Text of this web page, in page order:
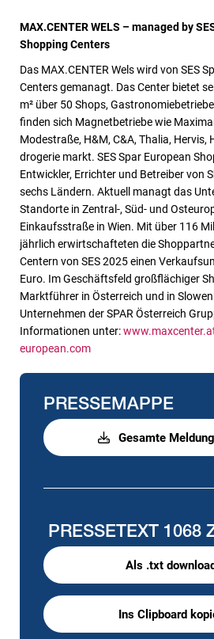
MAX.CENTER WELS – managed by
Shopping Centers
Das MAX.CENTER Wels wird von SES
Centers gemanagt. Das Center bietet
m² über 50 Shops,
finden sich Magnetbetriebe wie
Modestraße, H&M, C&A, Thalia, Hervis,
drogerie markt. SES Spar European
Entwickler, Errichter und Betreiber von
sechs Ländern. Aktuell managt das
Standorte in Zentral-, Süd- und
Einkaufsstraße in Wien. Mit über 116
jährlich erwirtschafteten die
Centern von SES 2025 einen
Euro. Im Geschäftsfeld großflächiger
Marktführer in Österreich und in
Unternehmen der SPAR Österreich
Informationen unter:
european.com
PRESSEMAPPE
Gesamte
PRESSETEXT 1068
Als .txt
Ins Clipboard